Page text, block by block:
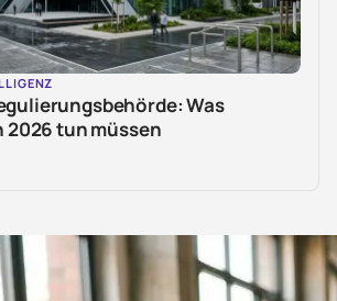
Was
2026 tun müssen